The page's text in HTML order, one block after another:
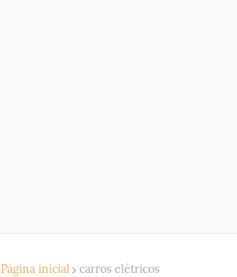
Página inicial carros elétricos